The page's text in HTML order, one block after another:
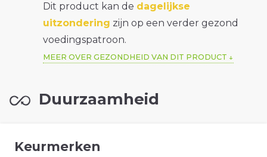
Dit product kan de dagelijkse
uitzondering zijn op een verder gezond
voedingspatroon.
MEER OVER GEZONDHEID VAN DIT PRODUCT
Duurzaamheid
Keurmerken